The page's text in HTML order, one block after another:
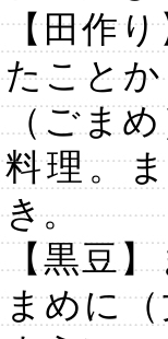
【田作
たこと
（ごま
料理。
き。
【黒豆
まめに